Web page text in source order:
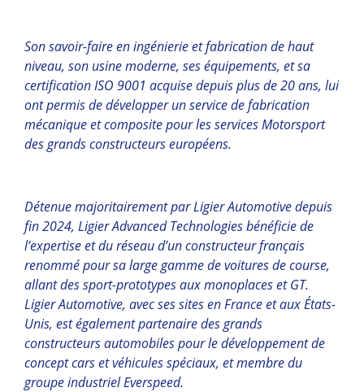
Son savoir-faire en ingénierie et fabrication de haut
niveau, son usine moderne, ses équipements, et sa
certification ISO 9001 acquise depuis plus de 20 ans, lui
ont permis de développer un service de fabrication
mécanique et composite pour les services Motorsport
des grands constructeurs européens.
Détenue majoritairement par Ligier Automotive depuis
fin 2024, Ligier Advanced Technologies bénéficie de
l’expertise et du réseau d’un constructeur français
renommé pour sa large gamme de voitures de course,
allant des sport-prototypes aux monoplaces et GT.
Ligier Automotive, avec ses sites en France et aux États-
Unis, est également partenaire des grands
constructeurs automobiles pour le développement de
concept cars et véhicules spéciaux, et membre du
groupe industriel Everspeed.